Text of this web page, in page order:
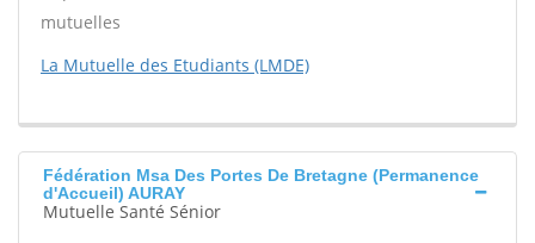
mutuelles
La Mutuelle des Etudiants (LMDE)
Fédération Msa Des Portes De Bretagne (Permanence
d'Accueil) AURAY
Mutuelle Santé Sénior